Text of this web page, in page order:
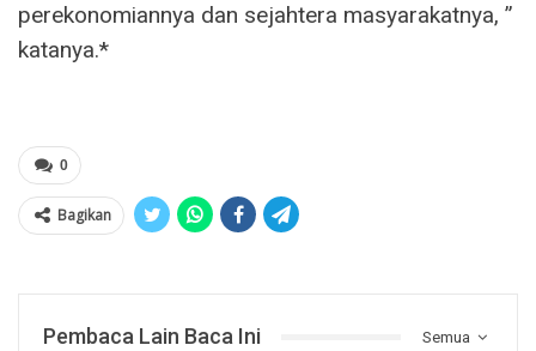
perekonomiannya dan sejahtera masyarakatnya, ”
katanya.*
0
Bagikan
Semua
Pembaca Lain Baca Ini